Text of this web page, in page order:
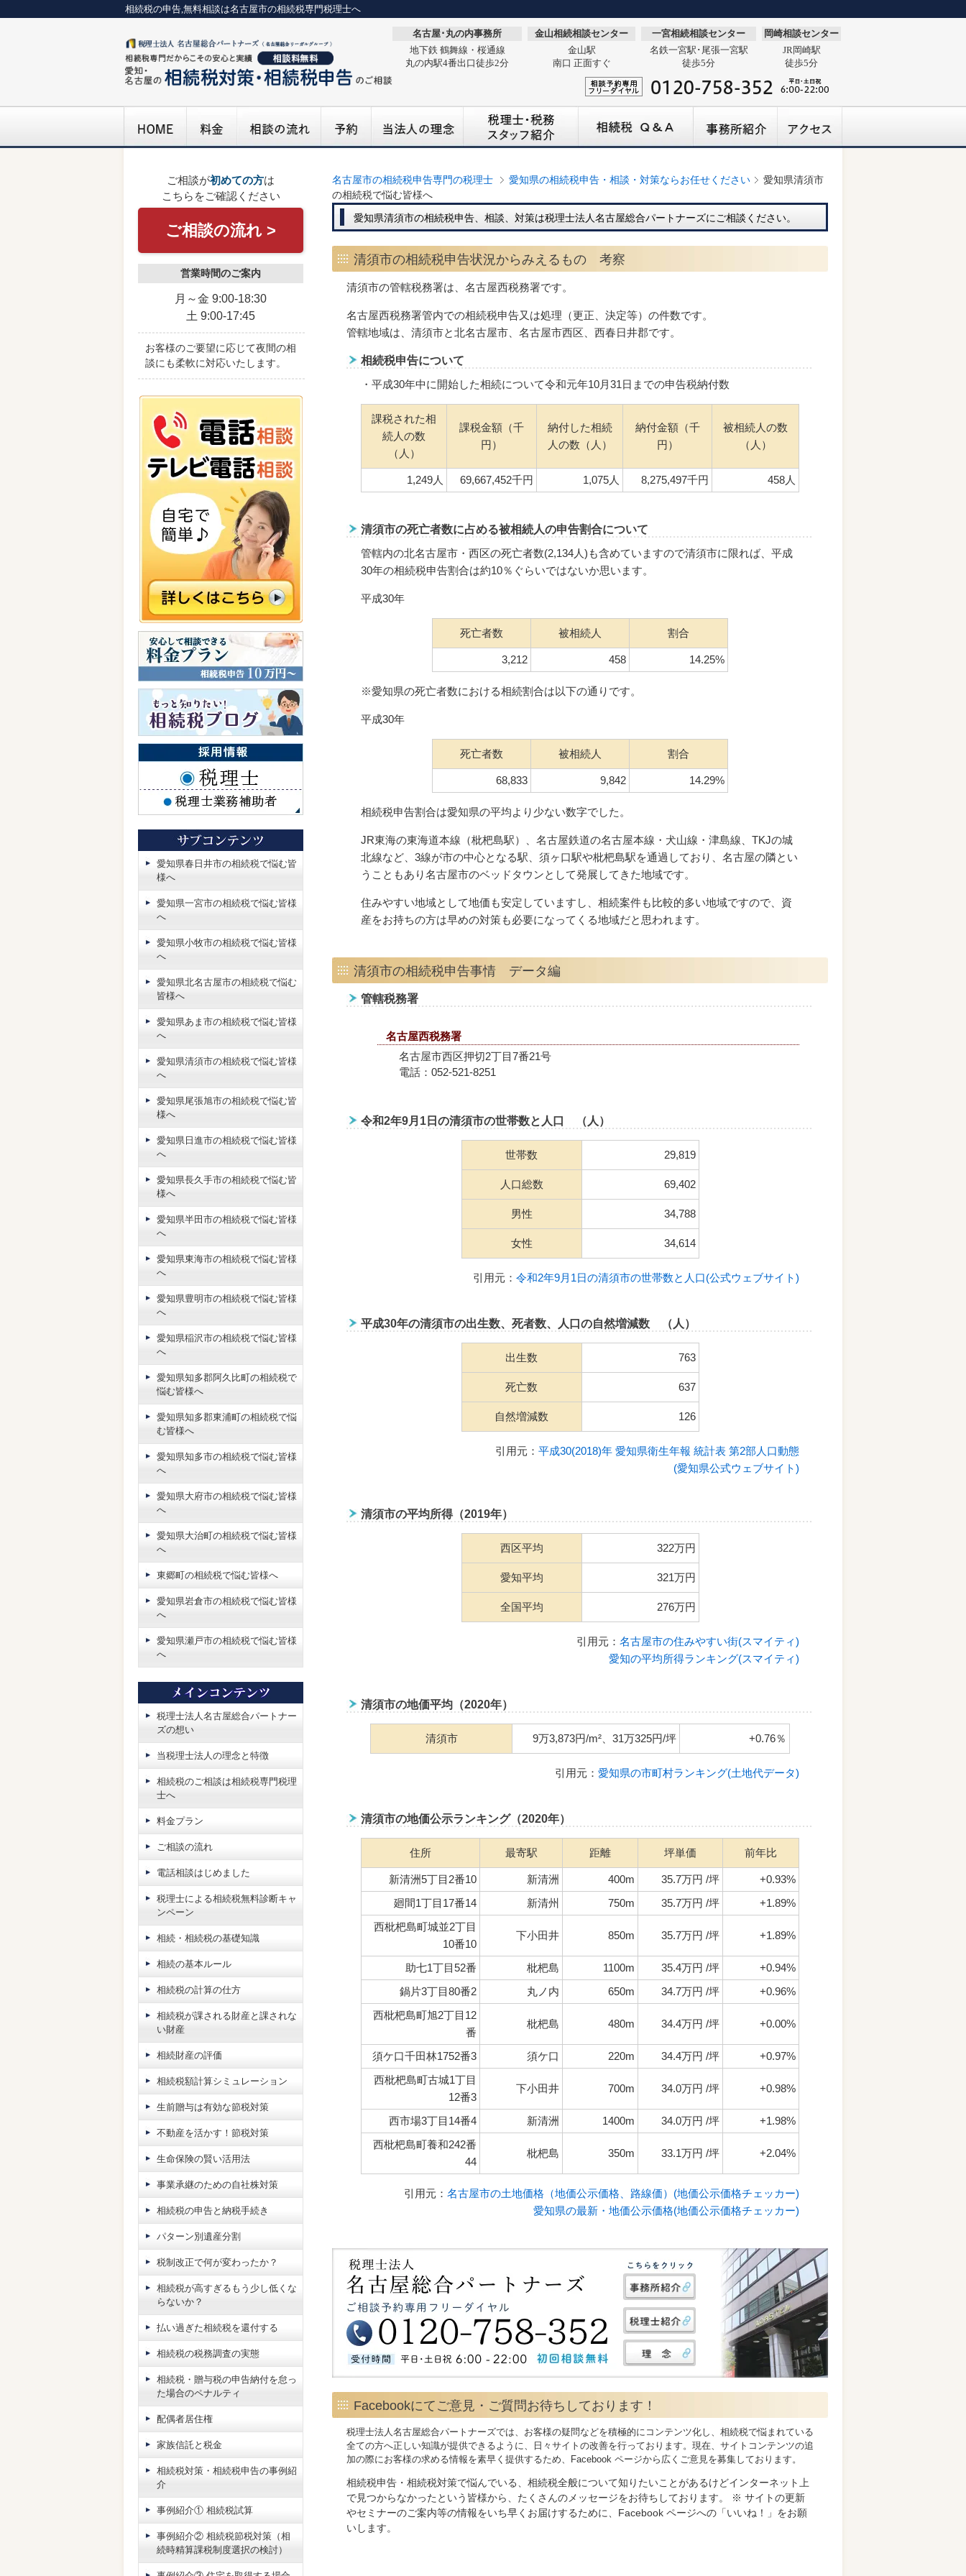
相続税の申告,無料相談は名古屋市の相続税専門税理士へ
名古屋･丸の内事務所
地下鉄 鶴舞線・桜通線
丸の内駅4番出口徒歩2分
金山相続相談センター
金山駅
南口 正面すぐ
一宮相続相談センター
名鉄一宮駅･尾張一宮駅
徒歩5分
岡崎相談センター
JR岡崎駅
徒歩5分
名古屋市の相続税申告専門の税理士 愛知県の相続税申告・相談・対策ならお任せください
愛知県清須市
の相続税で悩む皆様へ
愛知県清須市の相続税申告、相談、対策は税理士法人名古屋総合パートナーズにご相談ください。
清須市の相続税申告状況からみえるもの 考察
清須市の管轄税務署は、名古屋西税務署です。
名古屋西税務署管内での相続税申告又は処理（更正、決定等）の件数です。
管轄地域は、清須市と北名古屋市、名古屋市西区、西春日井郡です。
相続税申告について
・平成30年中に開始した相続について令和元年10月31日までの申告税納付数
課税された相
続人の数
（人）
課税金額（千
円）
納付した相続
人の数（人）
納付金額（千
円）
被相続人の数
（人）
1,249人 69,667,452千円 1,075人 8,275,497千円 458人
清須市の死亡者数に占める被相続人の申告割合について
管轄内の北名古屋市・西区の死亡者数(2,134人)も含めていますので清須市に限れば、平成
30年の相続税申告割合は約10％ぐらいではないか思います。
平成30年
死亡者数 被相続人 割合
3,212 458 14.25%
※愛知県の死亡者数における相続割合は以下の通りです。
平成30年
死亡者数 被相続人 割合
68,833 9,842 14.29%
相続税申告割合は愛知県の平均より少ない数字でした。
JR東海の東海道本線（枇杷島駅）、名古屋鉄道の名古屋本線・犬山線・津島線、TKJの城
北線など、3線が市の中心となる駅、須ヶ口駅や枇杷島駅を通過しており、名古屋の隣とい
うこともあり名古屋市のベッドタウンとして発展してきた地域です。
住みやすい地域として地価も安定していますし、相続案件も比較的多い地域ですので、資
産をお持ちの方は早めの対策も必要になってくる地域だと思われます。
清須市の相続税申告事情 データ編
管轄税務署
名古屋西税務署
名古屋市西区押切2丁目7番21号
電話：052-521-8251
令和2年9月1日の清須市の世帯数と人口 （人）
世帯数 29,819
人口総数 69,402
男性 34,788
女性 34,614
引用元： 令和2年9月1日の清須市の世帯数と人口(公式ウェブサイト)
平成30年の清須市の出生数、死者数、人口の自然増減数 （人）
出生数 763
死亡数 637
自然増減数 126
引用元： 平成30(2018)年 愛知県衛生年報 統計表 第2部人口動態
(愛知県公式ウェブサイト)
清須市の平均所得（2019年）
西区平均 322万円
愛知平均 321万円
全国平均 276万円
引用元： 名古屋市の住みやすい街(スマイティ)
愛知の平均所得ランキング(スマイティ)
清須市の地価平均（2020年）
清須市 9万3,873円/m²、31万325円/坪 +0.76％
引用元： 愛知県の市町村ランキング(土地代データ)
清須市の地価公示ランキング（2020年）
住所 最寄駅 距離 坪単価 前年比
新清洲5丁目2番10 新清洲 400m 35.7万円 /坪
+0.93%
廻間1丁目17番14
新清州 750m 35.7万円 /坪
+1.89%
西枇杷島町城並2丁目
10番10
下小田井 850m 35.7万円 /坪 +1.89%
助七1丁目52番 枇杷島 1100m 35.4万円 /坪
+0.94%
鍋片3丁目80番2
丸ノ内 650m 34.7万円 /坪
+0.96%
西枇杷島町旭2丁目12
番
枇杷島 480m 34.4万円 /坪 +0.00%
須ケ口千田林1752番3 須ケ口 220m 34.4万円 /坪
+0.97%
西枇杷島町古城1丁目
12番3
下小田井 700m 34.0万円 /坪 +0.98%
西市場3丁目14番4 新清洲 1400m 34.0万円 /坪
+1.98%
西枇杷島町養和242番
44
枇杷島 350m 33.1万円 /坪 +2.04%
引用元： 名古屋市の土地価格（地価公示価格、路線価）(地価公示価格チェッカー)
愛知県の最新・地価公示価格(地価公示価格チェッカー)
Facebookにてご意見・ご質問お待ちしております！
税理士法人名古屋総合パートナーズでは、お客様の疑問などを積極的にコンテンツ化し、相続税で悩まれている
全ての方へ正しい知識が提供できるように、日々サイトの改善を行っております。現在、サイトコンテンツの追
加の際にお客様の求める情報を素早く提供するため、Facebook ページから広くご意見を募集しております。
相続税申告・相続税対策で悩んでいる、相続税全般について知りたいことがあるけどインターネット上
で見つからなかったという皆様から、たくさんのメッセージをお待ちしております。 ※ サイトの更新
やセミナーのご案内等の情報をいち早くお届けするために、Facebook ページへの「いいね！」をお願
いします。
ご相談が初めての方は
こちらをご確認ください
ご相談の流れ >
営業時間のご案内
月～金 9:00-18:30
土 9:00-17:45
お客様のご要望に応じて夜間の相
談にも柔軟に対応いたします。
愛知県春日井市の相続税で悩む皆
様へ
愛知県一宮市の相続税で悩む皆様
へ
愛知県小牧市の相続税で悩む皆様
へ
愛知県北名古屋市の相続税で悩む
皆様へ
愛知県あま市の相続税で悩む皆様
へ
愛知県清須市の相続税で悩む皆様
へ
愛知県尾張旭市の相続税で悩む皆
様へ
愛知県日進市の相続税で悩む皆様
へ
愛知県長久手市の相続税で悩む皆
様へ
愛知県半田市の相続税で悩む皆様
へ
愛知県東海市の相続税で悩む皆様
へ
愛知県豊明市の相続税で悩む皆様
へ
愛知県稲沢市の相続税で悩む皆様
へ
愛知県知多郡阿久比町の相続税で
悩む皆様へ
愛知県知多郡東浦町の相続税で悩
む皆様へ
愛知県知多市の相続税で悩む皆様
へ
愛知県大府市の相続税で悩む皆様
へ
愛知県大治町の相続税で悩む皆様
へ
東郷町の相続税で悩む皆様へ
愛知県岩倉市の相続税で悩む皆様
へ
愛知県瀬戸市の相続税で悩む皆様
へ
税理士法人名古屋総合パートナー
ズの想い
当税理士法人の理念と特徴
相続税のご相談は相続税専門税理
士へ
料金プラン
ご相談の流れ
電話相談はじめました
税理士による相続税無料診断キャ
ンペーン
相続・相続税の基礎知識
相続の基本ルール
相続税の計算の仕方
相続税が課される財産と課されな
い財産
相続財産の評価
相続税額計算シミュレーション
生前贈与は有効な節税対策
不動産を活かす！節税対策
生命保険の賢い活用法
事業承継のための自社株対策
相続税の申告と納税手続き
パターン別遺産分割
税制改正で何が変わったか？
相続税が高すぎるもう少し低くな
らないか？
払い過ぎた相続税を還付する
相続税の税務調査の実態
相続税・贈与税の申告納付を怠っ
た場合のペナルティ
配偶者居住権
家族信託と税金
相続税対策・相続税申告の事例紹
介
事例紹介① 相続税試算
事例紹介② 相続税節税対策（相
続時精算課税制度選択の検討）